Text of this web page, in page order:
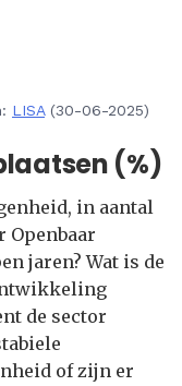
LISA(30-06-2025)
(%)
in aantal
Openbaar
jaren? Wat is de
de sector
of zijn er